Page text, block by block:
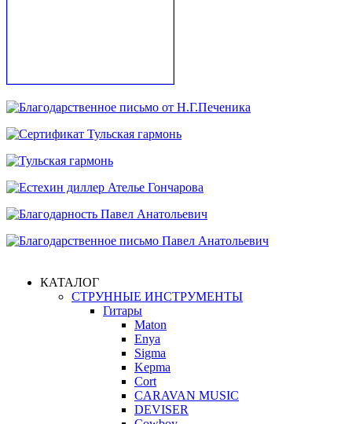
КАТАЛОГ
СТРУННЫЕ ИНСТРУМЕНТЫ
Гитары
Maton
Enya
Sigma
Kepma
Cort
CARAVAN MUSIC
DEVISER